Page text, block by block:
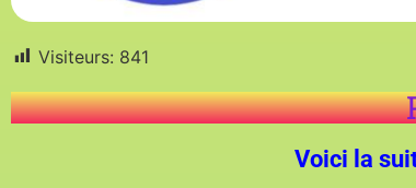
Visiteurs: 841
Voici la